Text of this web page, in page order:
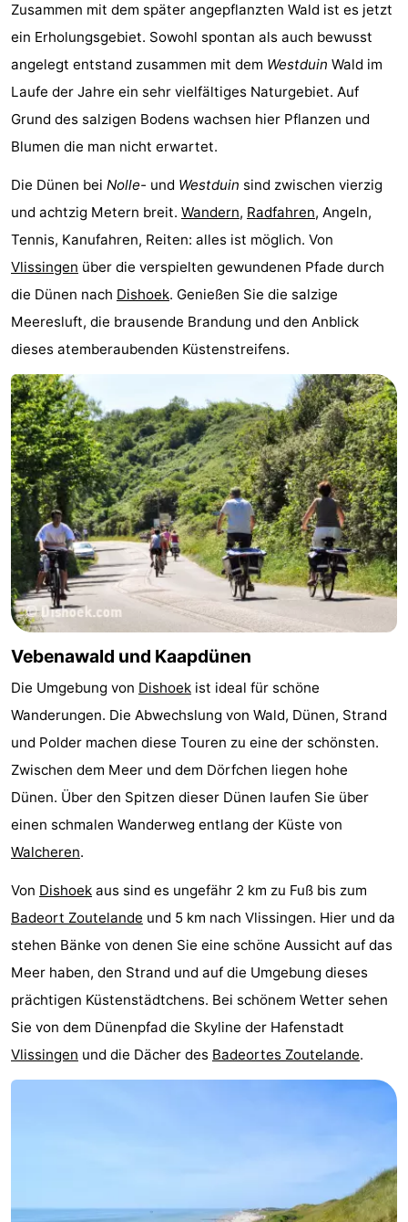
&
Natur
Sport
-
Radfahren
-
Reiten
-
Golfplatze
-
Parafliegen
-
Sportangeln
Essen
und
trinken
Veranstaltungen
Ringstechen
Zoutelande
Forum
Route
-
Parken
Reisebuchshop
Medizin
Adressen
Region
Zeeland
Schouwen-
Duiveland
-
Renesse
-
Natur
-
Zusammen mit dem später angepflanzten Wald ist es jetzt
ein Erholungsgebiet. Sowohl spontan als auch bewusst
angelegt entstand zusammen mit dem Westduin Wald im
Laufe der Jahre ein sehr vielfältiges Naturgebiet. Auf
Grund des salzigen Bodens wachsen hier Pflanzen und
Blumen die man nicht erwartet.
Die Dünen bei Nolle- und Westduin sind zwischen vierzig
und achtzig Metern breit. Wandern, Radfahren, Angeln,
Tennis, Kanufahren, Reiten: alles ist möglich. Von
Vlissingen über die verspielten gewundenen Pfade durch
die Dünen nach Dishoek. Genießen Sie die salzige
Meeresluft, die brausende Brandung und den Anblick
dieses atemberaubenden Küstenstreifens.
Vebenawald und Kaapdünen
Die Umgebung von Dishoek ist ideal für schöne
Wanderungen. Die Abwechslung von Wald, Dünen, Strand
und Polder machen diese Touren zu eine der schönsten.
Zwischen dem Meer und dem Dörfchen liegen hohe
Dünen. Über den Spitzen dieser Dünen laufen Sie über
einen schmalen Wanderweg entlang der Küste von
Walcheren.
Von Dishoek aus sind es ungefähr 2 km zu Fuß bis zum
Badeort Zoutelande und 5 km nach Vlissingen. Hier und da
stehen Bänke von denen Sie eine schöne Aussicht auf das
Meer haben, den Strand und auf die Umgebung dieses
prächtigen Küstenstädtchens. Bei schönem Wetter sehen
Sie von dem Dünenpfad die Skyline der Hafenstadt
Vlissingen und die Dächer des Badeortes Zoutelande.